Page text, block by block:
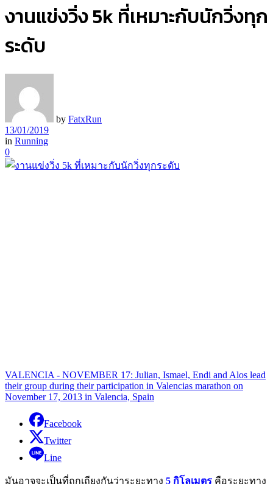
งานแข่งวิ่ง 5k ที่เหมาะกับนักวิ่งทุก
ระดับ
by FatxRun
13/01/2019
in Running
0
VALENCIA - NOVEMBER 17: Julian, Ismael, Endi and Alos lead
their group during their participation in Valencias marathon on
November 17, 2013 in Valencia, Spain
Facebook
Twitter
Line
มันอาจจะเป็นที่ถกเถียงกันว่าระยะทาง 5 กิโลเมตร คือระยะทาง